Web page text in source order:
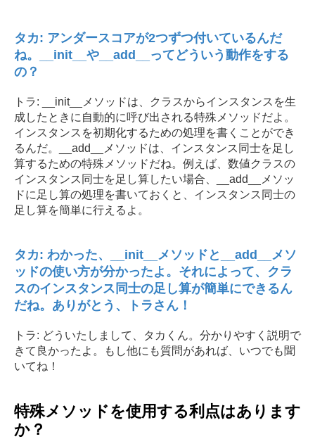
タカ: アンダースコアが2つずつ付いているんだ
ね。__init__や__add__ってどういう動作をする
の？
トラ: __init__メソッドは、クラスからインスタンスを生
成したときに自動的に呼び出される特殊メソッドだよ。
インスタンスを初期化するための処理を書くことができ
るんだ。__add__メソッドは、インスタンス同士を足し
算するための特殊メソッドだね。例えば、数値クラスの
インスタンス同士を足し算したい場合、__add__メソッ
ドに足し算の処理を書いておくと、インスタンス同士の
足し算を簡単に行えるよ。
タカ: わかった、__init__メソッドと__add__メソ
ッドの使い方が分かったよ。それによって、クラ
スのインスタンス同士の足し算が簡単にできるん
だね。ありがとう、トラさん！
トラ: どういたしまして、タカくん。分かりやすく説明で
きて良かったよ。もし他にも質問があれば、いつでも聞
いてね！
特殊メソッドを使用する利点はあります
か？